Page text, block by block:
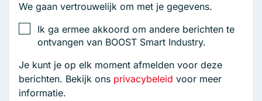
We gaan vertrouwelijk om met je gegevens.
Ik ga ermee akkoord om andere berichten te
ontvangen van BOOST Smart Industry.
Je kunt je op elk moment afmelden voor deze
berichten. Bekijk ons privacybeleid voor meer
informatie.